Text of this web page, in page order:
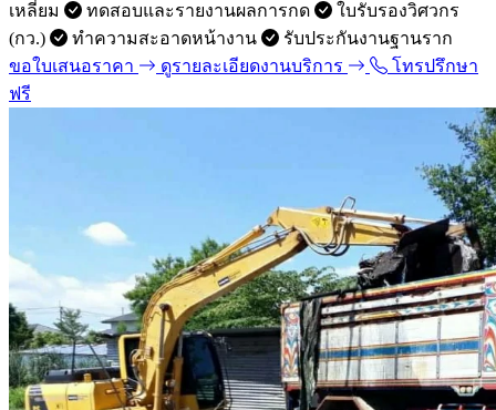
เหลี่ยม
ทดสอบและรายงานผลการกด
ใบรับรองวิศวกร
(กว.)
ทำความสะอาดหน้างาน
รับประกันงานฐานราก
ขอใบเสนอราคา
ดูรายละเอียดงานบริการ
โทรปรึกษา
ฟรี